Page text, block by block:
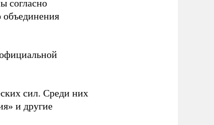
согласно
объединения
сил. Среди них
и другие